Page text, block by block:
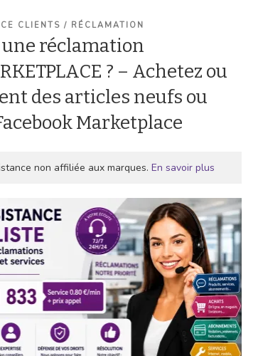
CLIENTS / RÉCLAMATION
réclamation
? – Achetez ou
des articles neufs ou
Marketplace
non affiliée aux marques. En savoir plus